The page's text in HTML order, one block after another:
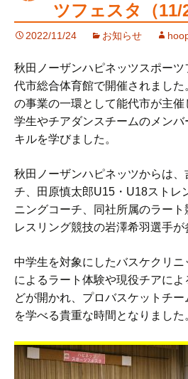
ツ
へ
ス
ッ
プ
ツフェスタ（11/
2022/11/24 お知らせ
秋田ノーザンハピネッツスポー
代市総合体育館で開催されました
の事業の一環として能代市が主
学生やチアダンスチームのメン
キルを学びました。
秋田ノーザンハピネッツからは
チ、田原慎太郎U15・U18ストレ
ニングコーチ、同社所属のラート
レスリング競技の岩澤希羽選手が
中学生を対象にしたバスケクリ
によるラート体験や現役チアに
どが開かれ、プロバスケットチ
を学べる貴重な時間となりました